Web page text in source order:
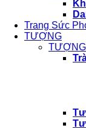
Trang Sức
TƯỢNG